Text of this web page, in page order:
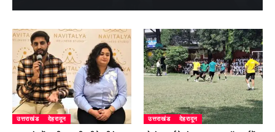
उत्तराखंड देहरादून उत्तराखंड देहरादून